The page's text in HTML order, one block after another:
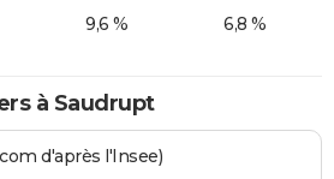
9,6 % 6,8 %
à Saudrupt
d'après l'Insee)